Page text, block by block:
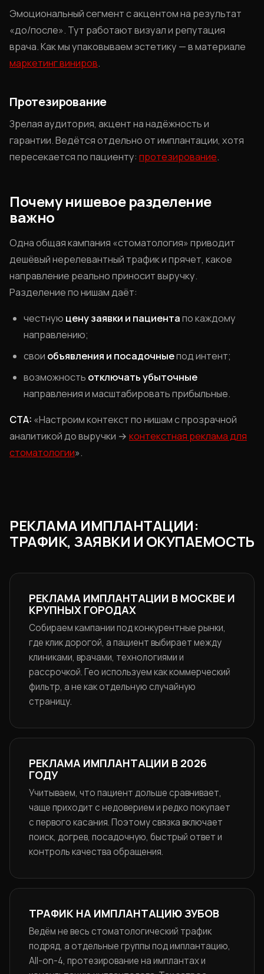
Эмоциональный сегмент с акцентом на результат
«до/после». Тут работают визуал и репутация
врача. Как мы упаковываем эстетику — в материале
маркетинг виниров.
Протезирование
Зрелая аудитория, акцент на надёжность и
гарантии. Ведётся отдельно от имплантации, хотя
пересекается по пациенту: протезирование.
Почему нишевое разделение
важно
Одна общая кампания «стоматология» приводит
дешёвый нерелевантный трафик и прячет, какое
направление реально приносит выручку.
Разделение по нишам даёт:
честную цену заявки и пациентапо каждому
направлению;
свои объявления и посадочныепод интент;
возможность отключать убыточные
направления и масштабировать прибыльные.
CTA: «Настроим контекст по нишам с прозрачной
аналитикой до выручки → контекстная реклама для
стоматологии».
РЕКЛАМА ИМПЛАНТАЦИИ:
ТРАФИК, ЗАЯВКИ И ОКУПАЕМОСТЬ
РЕКЛАМА ИМПЛАНТАЦИИ В МОСКВЕ И
КРУПНЫХ ГОРОДАХ
Собираем кампании под конкурентные рынки,
где клик дорогой, а пациент выбирает между
клиниками, врачами, технологиями и
рассрочкой. Гео используем как коммерческий
фильтр, а не как отдельную случайную
страницу.
РЕКЛАМА ИМПЛАНТАЦИИ В 2026
ГОДУ
Учитываем, что пациент дольше сравнивает,
чаще приходит с недоверием и редко покупает
с первого касания. Поэтому связка включает
поиск, догрев, посадочную, быстрый ответ и
контроль качества обращения.
ТРАФИК НА ИМПЛАНТАЦИЮ ЗУБОВ
Ведём не весь стоматологический трафик
подряд, а отдельные группы под имплантацию,
All-on-4, протезирование на имплантах и